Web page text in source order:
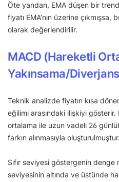
Öte yandan, EMA düşen bir
fiyatı EMA’nın üzerine
olarak değerlendirilir.
MACD (Hareketli
Yakınsama/
Teknik analizde fiyatın kısa
eğilimi arasındaki ilişkiyi gösterir.
ortalama ile uzun vadeli 26
farkın alınmasıyla oluşturulmuştur.
Sıfır seviyesi göstergenin denge
seviyesinin altında ve üstünde